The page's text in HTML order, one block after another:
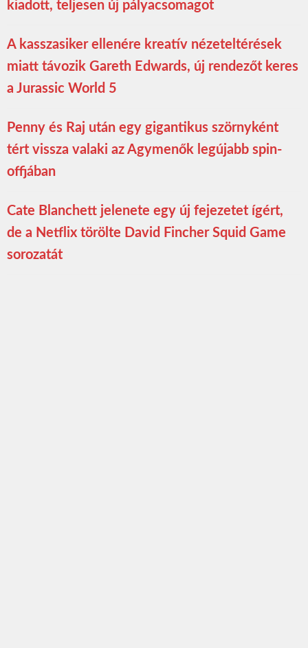
kiadott, teljesen új pályacsomagot
A kasszasiker ellenére kreatív nézeteltérések
miatt távozik Gareth Edwards, új rendezőt keres
a Jurassic World 5
Penny és Raj után egy gigantikus szörnyként
tért vissza valaki az Agymenők legújabb spin-
offjában
Cate Blanchett jelenete egy új fejezetet ígért,
de a Netflix törölte David Fincher Squid Game
sorozatát